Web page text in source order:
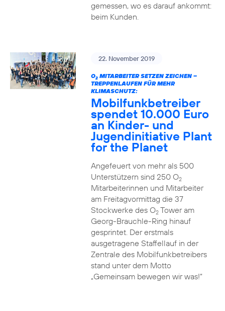
gemessen, wo es darauf ankommt:
beim Kunden.
22. November 2019
O2MITARBEITER SETZEN ZEICHEN –
TREPPENLAUFEN FÜR MEHR
KLIMASCHUTZ:
Mobilfunkbetreiber
spendet 10.000 Euro
an Kinder- und
Jugendinitiative Plant
for the Planet
Angefeuert von mehr als 500
Unterstützern sind 250 O2
Mitarbeiterinnen und Mitarbeiter
am Freitagvormittag die 37
Stockwerke des O2Tower am
Georg-Brauchle-Ring hinauf
gesprintet. Der erstmals
ausgetragene Staffellauf in der
Zentrale des Mobilfunkbetreibers
stand unter dem Motto
„Gemeinsam bewegen wir was!“